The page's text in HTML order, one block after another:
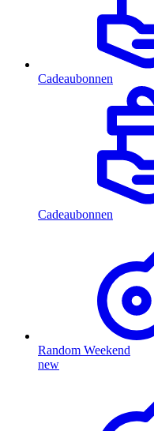
Cadeaubonnen
Cadeaubonnen
Random Weekend
new